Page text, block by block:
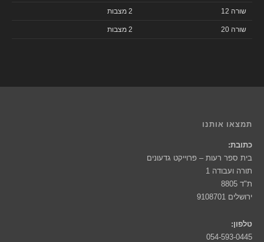
שורה 12 2 מצבות
שורה 20 2 מצבות
תמצאו אותנו
כתובת:
בית ספר רעות – פרוייקט גדעונים
תורה ועבודה 1
ת"ד 8805
ירושלים 9108701
טלפון:
054-593-0445